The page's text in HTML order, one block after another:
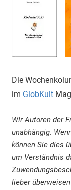
Die
im GlobKult
Wir Autoren der
unabhängig.
können Sie dies
um Verständnis
lieber